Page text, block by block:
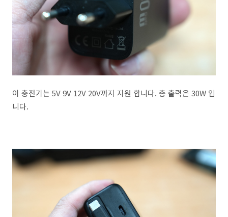
이 충전기는 5V 9V 12V 20V까지 지원 합니다. 총 출력은 30W 입
니다.